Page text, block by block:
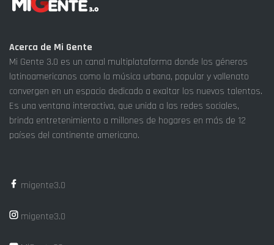
Acerca de Mi Gente
Mi Gente 3.0 es un canal multiplataforma donde los géneros
latinoamericanos como la música urbana, popular y vallenato
convergen en un espacio dedicado a exaltar los nuevos talentos.
Es una ventana interactiva, que unida a las redes sociales,
brinda entretenimiento a millones de hogares en más de 12
países del continente americano.
migente3.0
migente3.0